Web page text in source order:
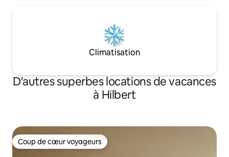
Climatisation
D'autres superbes locations de vacances
à Hilbert
Coup de cœur voyageurs
Coup de cœur voyageurs